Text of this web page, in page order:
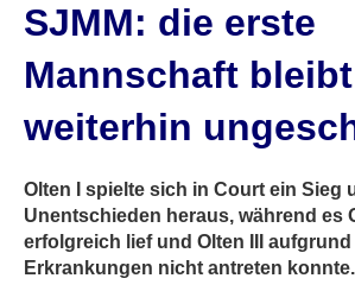
SJMM: die erste
Mannschaft bleibt
weiterhin
Olten I spielte sich in Court ein Sieg
Unentschieden heraus, während es
erfolgreich lief und Olten III aufgrund
Erkrankungen nicht antreten konnte.